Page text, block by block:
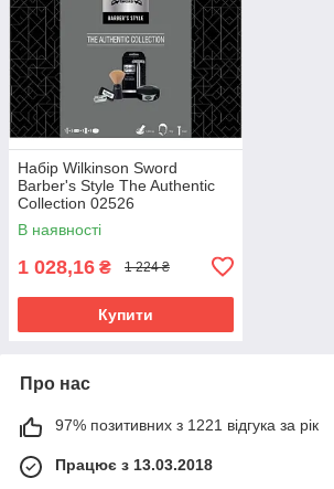
Набір Wilkinson Sword
Barber's Style The Authentic
Collection 02526
В наявності
1 028,16 ₴ 1 224 ₴
Купити
Про нас
97% позитивних з 1221 відгука за рік
Працює з 13.03.2018